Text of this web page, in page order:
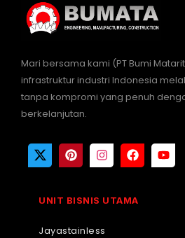
Mari bersama kami (PT Bumi
infrastruktur industri Indonesia
tanpa kompromi yang penuh
berkelanjutan.
UNIT BISNIS UTAMA
Jayastainless